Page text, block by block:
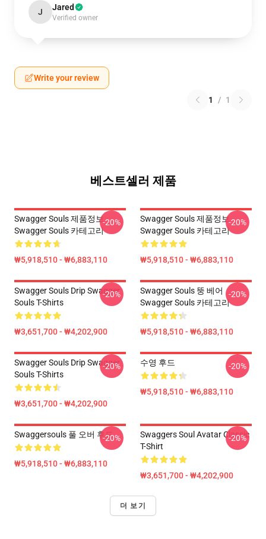
J Jared
Verified owner
Write your review
1 / 1
베스트셀러 제품
Swagger Souls 제품정보
Swagger Souls 카테고리
₩5,918,510 - ₩6,883,110
-20%
Swagger Souls 제품정보
Swagger Souls 카테고리
₩5,918,510 - ₩6,883,110
-20%
Swagger Souls Drip Swagger
Souls T-Shirts
₩3,651,700 - ₩4,202,900
-20%
Swagger Souls 뚱 베어
Swagger Souls 카테고리
₩5,918,510 - ₩6,883,110
-20%
Swagger Souls Drip Swagger
Souls T-Shirts
₩3,651,700 - ₩4,202,900
-20% 수영 후드
₩5,918,510 - ₩6,883,110
-20%
Swaggersouls 풀 오버 후드
₩5,918,510 - ₩6,883,110
-20%
Swaggers Soul Avatar Classic
T-Shirt
₩3,651,700 - ₩4,202,900
-20%
더 보기